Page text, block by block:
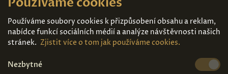
Expozice
Kontakt
Díla k prodeji
Vstupenky
Používáme soubory cookies k přizpůsobení obsahu a reklam,
nabídce funkcí sociálních médií a analýze návštěvnosti našich
stránek. Zjistit více o tom jak používáme cookies.
Nezbytné